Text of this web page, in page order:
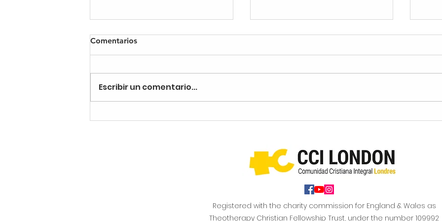
Comentarios
Escribir un comentario...
Registered with the charity commission for England & Wales as
Theotherapy Christian Fellowship Trust, under the number 109992